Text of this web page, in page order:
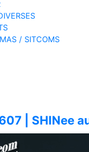
/ SITCOMS
| SHINee